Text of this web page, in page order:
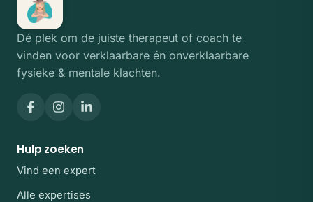
Dé plek om de juiste therapeut of coach te
vinden voor verklaarbare én onverklaarbare
fysieke & mentale klachten.
Hulp zoeken
Vind een expert
Alle expertises